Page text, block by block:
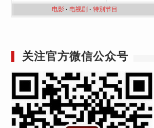
电影· 电视剧 · 特別节目
关注官方微信公众号